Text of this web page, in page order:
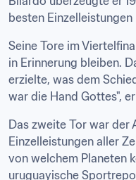
besten
Seine Tore im
in Erinnerung bleiben.
erzielte, was dem
war die Hand Gottes",
Das zweite Tor war der
Einzelleistungen aller
von welchem Planeten
uruguayische